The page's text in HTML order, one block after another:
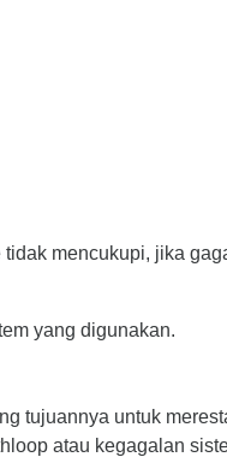
mencukupi, jika
yang digunakan.
tujuannya untuk
atau kegagalan